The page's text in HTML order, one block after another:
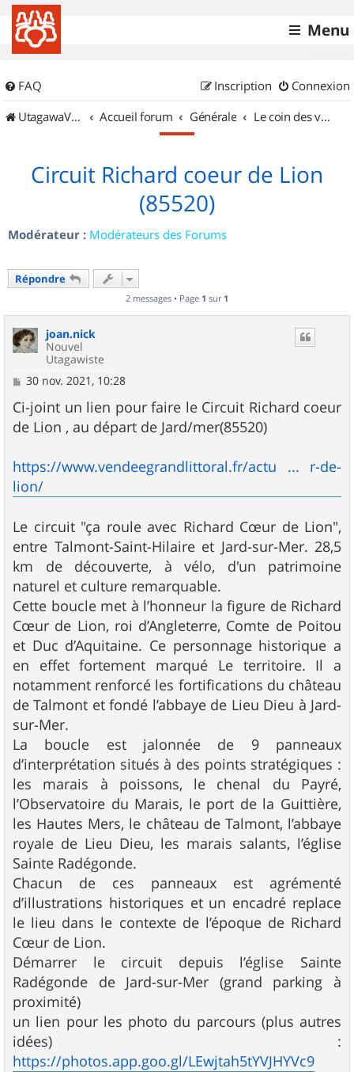
Menu
FAQ Connexion
Inscription
UtagawaVTT (Randos VTT et VTTAE avec traces GPS)
Accueil forum Générale Le coin des vidéastes
Circuit Richard coeur de Lion
(85520)
Modérateur : Modérateurs des Forums
Répondre
2 messages • Page 1 sur 1
joan.nick
Nouvel
Utagawiste
M
s
s
a
30 nov. 2021, 10:28
Ci-joint un lien pour faire le Circuit Richard coeur
de Lion , au départ de Jard/mer(85520)
https://www.vendeegrandlittoral.fr/actu ... r-de-
lion/
Le circuit "ça roule avec Richard Cœur de Lion",
entre Talmont-Saint-Hilaire et Jard-sur-Mer. 28,5
km de découverte, à vélo, d'un patrimoine
naturel et culture remarquable.
Cette boucle met à l’honneur la figure de Richard
Cœur de Lion, roi d’Angleterre, Comte de Poitou
et Duc d’Aquitaine. Ce personnage historique a
en effet fortement marqué Le territoire. Il a
notamment renforcé les fortifications du château
de Talmont et fondé l’abbaye de Lieu Dieu à Jard-
sur-Mer.
La boucle est jalonnée de 9 panneaux
d’interprétation situés à des points stratégiques :
les marais à poissons, le chenal du Payré,
l’Observatoire du Marais, le port de la Guittière,
les Hautes Mers, le château de Talmont, l’abbaye
royale de Lieu Dieu, les marais salants, l’église
Sainte Radégonde.
Chacun de ces panneaux est agrémenté
d’illustrations historiques et un encadré replace
le lieu dans le contexte de l’époque de Richard
Cœur de Lion.
Démarrer le circuit depuis l’église Sainte
Radégonde de Jard-sur-Mer (grand parking à
proximité)
un lien pour les photo du parcours (plus autres
idées) :
https://photos.app.goo.gl/LEwjtah5tYVJHYVc9